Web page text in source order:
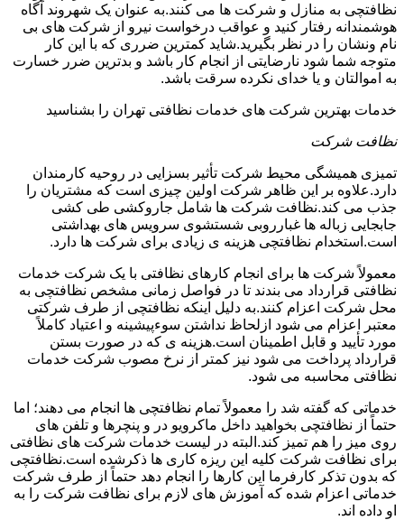
نظافتچی به منازل و شرکت ها می کنند.به عنوان یک شهروند آگاه
هوشمندانه رفتار کنید و عواقب درخواست نیرو از شرکت های بی
نام ونشان را در نظر بگیرید.شاید کمترین ضرری که با این کار
متوجه شما شود نارضایتی از انجام کار باشد و بدترین ضرر خسارت
به اموالتان و یا خدای نکرده سرقت باشد.
خدمات بهترین شرکت های خدمات نظافتی تهران را بشناسید
نظافت شرکت
تمیزی همیشگی محیط شرکت تأثیر بسزایی در روحیه کارمندان
دارد.علاوه بر این ظاهر شرکت اولین چیزی است که مشتریان را
جذب می کند.نظافت شرکت ها شامل جاروکشی طی کشی
جابجایی زباله ها غبارروبی شستشوی سرویس های بهداشتی
است.استخدام نظافتچی هزینه ی زیادی برای شرکت ها دارد.
معمولاً شرکت ها برای انجام کارهای نظافتی با یک شرکت خدمات
نظافتی قرارداد می بندند تا در فواصل زمانی مشخص نظافتچی به
محل شرکت اعزام کنند.به دلیل اینکه نظافتچی از طرف شرکتی
معتبر اعزام می شود ازلحاظ نداشتن سوءپیشینه و اعتیاد کاملاً
مورد تأیید و قابل اطمینان است.هزینه ی که در صورت بستن
قرارداد پرداخت می شود نیز کمتر از نرخ مصوب شرکت خدمات
نظافتی محاسبه می شود.
خدماتی که گفته شد را معمولاً تمام نظافتچی ها انجام می دهند؛ اما
حتماً از نظافتچی بخواهید داخل ماکرویو در و پنچرها و تلفن های
روی میز را هم تمیز کند.البته در لیست خدمات شرکت های نظافتی
برای نظافت شرکت کلیه این ریزه کاری ها ذکرشده است.نظافتچی
که بدون تذکر کارفرما این کارها را انجام دهد حتماً از طرف شرکت
خدماتی اعزام شده که آموزش های لازم برای نظافت شرکت را به
او داده اند.